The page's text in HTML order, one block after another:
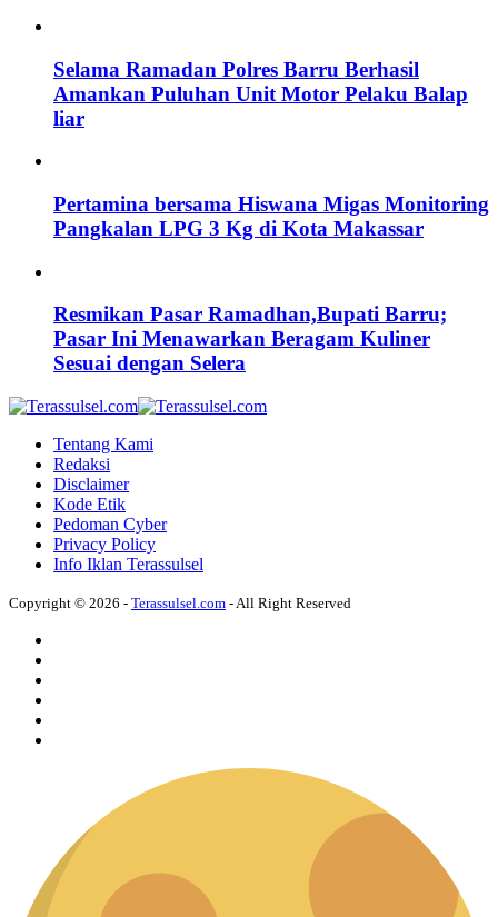
Selama Ramadan Polres Barru Berhasil
Amankan Puluhan Unit Motor Pelaku Balap
liar
Pertamina bersama Hiswana Migas Monitoring
Pangkalan LPG 3 Kg di Kota Makassar
Resmikan Pasar Ramadhan,Bupati Barru;
Pasar Ini Menawarkan Beragam Kuliner
Sesuai dengan Selera
Tentang Kami
Redaksi
Disclaimer
Kode Etik
Pedoman Cyber
Privacy Policy
Info Iklan Terassulsel
Copyright © 2026 - Terassulsel.com - All Right Reserved